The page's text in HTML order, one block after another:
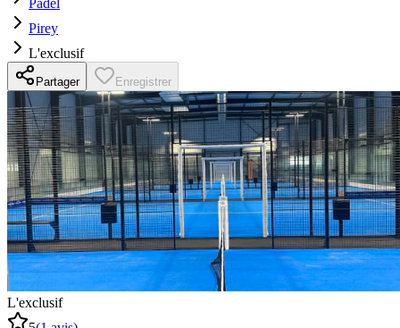
Padel
Pirey
L'exclusif
Partager Enregistrer
L'exclusif